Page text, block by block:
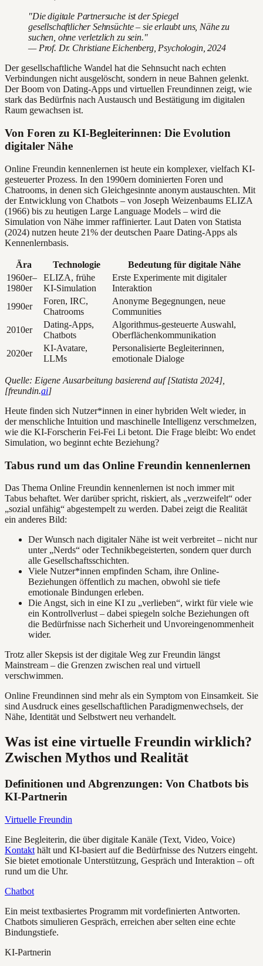
"Die digitale Partnersuche ist der Spiegel
gesellschaftlicher Sehnsüchte – sie erlaubt uns, Nähe zu
suchen, ohne verletzlich zu sein."
— Prof. Dr. Christiane Eichenberg, Psychologin, 2024
Der gesellschaftliche Wandel hat die Sehnsucht nach echten
Verbindungen nicht ausgelöscht, sondern in neue Bahnen gelenkt.
Der Boom von Dating-Apps und virtuellen Freundinnen zeigt, wie
stark das Bedürfnis nach Austausch und Bestätigung im digitalen
Raum gewachsen ist.
Von Foren zu KI-Begleiterinnen: Die Evolution
digitaler Nähe
Online Freundin kennenlernen ist heute ein komplexer, vielfach KI-
gesteuerter Prozess. In den 1990ern dominierten Foren und
Chatrooms, in denen sich Gleichgesinnte anonym austauschten. Mit
der Entwicklung von Chatbots – von Joseph Weizenbaums ELIZA
(1966) bis zu heutigen Large Language Models – wird die
Simulation von Nähe immer raffinierter. Laut Daten von Statista
(2024) nutzen heute 21% der deutschen Paare Dating-Apps als
Kennenlernbasis.
Ära Technologie
Bedeutung für digitale Nähe
1960er–
1980er
ELIZA, frühe
KI-Simulation
Erste Experimente mit digitaler
Interaktion
1990er
Foren, IRC,
Chatrooms
Anonyme Begegnungen, neue
Communities
2010er
Dating-Apps,
Chatbots
Algorithmus-gesteuerte Auswahl,
Oberflächenkommunikation
2020er
KI-Avatare,
LLMs
Personalisierte Begleiterinnen,
emotionale Dialoge
Quelle: Eigene Ausarbeitung basierend auf [Statista 2024],
[freundin.ai]
Heute finden sich Nutzer*innen in einer hybriden Welt wieder, in
der menschliche Intuition und maschinelle Intelligenz verschmelzen,
wie die KI-Forscherin Fei-Fei Li betont. Die Frage bleibt: Wo endet
Simulation, wo beginnt echte Beziehung?
Tabus rund um das Online Freundin kennenlernen
Das Thema Online Freundin kennenlernen ist noch immer mit
Tabus behaftet. Wer darüber spricht, riskiert, als „verzweifelt“ oder
„sozial unfähig“ abgestempelt zu werden. Dabei zeigt die Realität
ein anderes Bild:
Der Wunsch nach digitaler Nähe ist weit verbreitet – nicht nur
unter „Nerds“ oder Technikbegeisterten, sondern quer durch
alle Gesellschaftsschichten.
Viele Nutzer*innen empfinden Scham, ihre Online-
Beziehungen öffentlich zu machen, obwohl sie tiefe
emotionale Bindungen erleben.
Die Angst, sich in eine KI zu „verlieben“, wirkt für viele wie
ein Kontrollverlust – dabei spiegeln solche Beziehungen oft
die Bedürfnisse nach Sicherheit und Unvoreingenommenheit
wider.
Trotz aller Skepsis ist der digitale Weg zur Freundin längst
Mainstream – die Grenzen zwischen real und virtuell
verschwimmen.
Online Freundinnen sind mehr als ein Symptom von Einsamkeit. Sie
sind Ausdruck eines gesellschaftlichen Paradigmenwechsels, der
Nähe, Identität und Selbstwert neu verhandelt.
Was ist eine virtuelle Freundin wirklich?
Zwischen Mythos und Realität
Definitionen und Abgrenzungen: Von Chatbots bis
KI-Partnerin
Virtuelle Freundin
Eine Begleiterin, die über digitale Kanäle (Text, Video, Voice)
Kontakt hält und KI-basiert auf die Bedürfnisse des Nutzers eingeht.
Sie bietet emotionale Unterstützung, Gespräch und Interaktion – oft
rund um die Uhr.
Chatbot
Ein meist textbasiertes Programm mit vordefinierten Antworten.
Chatbots simulieren Gespräch, erreichen aber selten eine echte
Bindungstiefe.
KI-Partnerin